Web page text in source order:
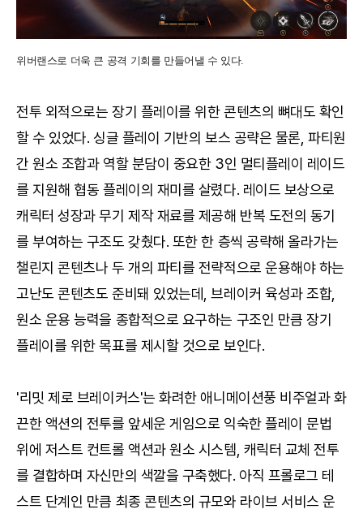
위버랜스로 더욱 큰 공격 기회를 만들어낼 수 있다.
전투 외적으로는 장기 플레이를 위한 콘텐츠의 뼈대도 확인
할 수 있었다. 싱글 플레이 기반의 보스 공략은 물론, 파티원
간 원소 조합과 역할 분담이 중요한 3인 멀티플레이 레이드
를 지원해 협동 플레이의 재미를 살렸다. 레이드 보상으로
캐릭터 성장과 무기 제작 재료를 제공해 반복 도전의 동기
를 부여하는 구조도 갖췄다. 또한 한 층씩 공략해 올라가는
챌린지 콘텐츠나 두 개의 파티를 전략적으로 운용해야 하는
고난도 콘텐츠도 준비돼 있었는데, 브레이커 육성과 조합,
원소 운용 능력을 종합적으로 요구하는 구조인 만큼 장기
플레이를 위한 목표를 제시할 것으로 보인다.
'리밋 제로 브레이커스'는 화려한 애니메이션풍 비주얼과 화
끈한 액션의 전투를 앞세운 게임으로 익숙한 플레이 문법
위에 저스트 컨트롤 액션과 원소 시스템, 캐릭터 교체 전투
를 결합하며 자신만의 색깔을 구축했다. 아직 프롤로그 테
스트 단계인 만큼 최종 콘텐츠의 규모와 라이브 서비스 운